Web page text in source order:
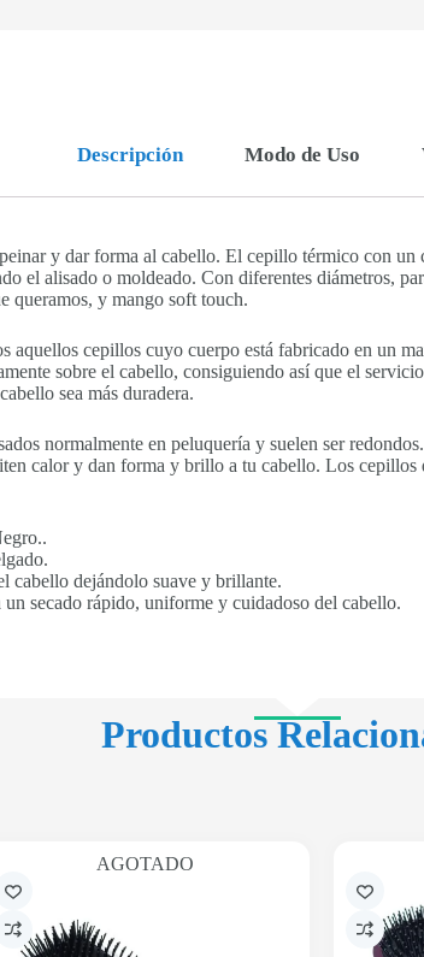
Descripción Modo de Uso
y dar forma al cabello. El cepillo térmico con
el alisado o moldeado. Con diferentes diámetros,
queramos, y mango soft touch.
aquellos cepillos cuyo cuerpo está fabricado en un
sobre el cabello, consiguiendo así que el
sea más duradera.
normalmente en peluquería y suelen ser
calor y dan forma y brillo a tu cabello. Los
cabello dejándolo suave y brillante.
secado rápido, uniforme y cuidadoso del cabello.
Productos
AGOTADO